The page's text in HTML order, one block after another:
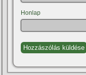
Honlap